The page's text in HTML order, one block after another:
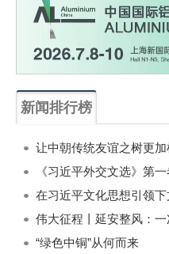
新闻排行榜
《习近平外交文选》第
“绿色中铜”从何而来